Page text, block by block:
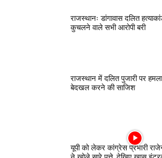
राजस्थानः डांगावास दलित
कुचलने वाले सभी आरोपी बरी
राजस्थान में दलित पुजारी पर
बेदखल करने की साजिश
यूपी को लेकर कांग्रेस प्रभारी